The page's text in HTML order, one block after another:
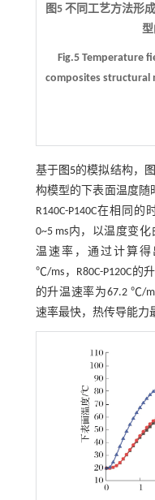
图5 不同工艺方法形
Fig.5 Temperature
composites structural
基于图5的模拟结构，
构模型的下表面温度随
R140C-P140C在相同
0~5 ms内，以温度变
温速率，通过计算得
℃/ms，R80C-P120C的
的升温速率为67.2 ℃/
速率最快，热传导能力